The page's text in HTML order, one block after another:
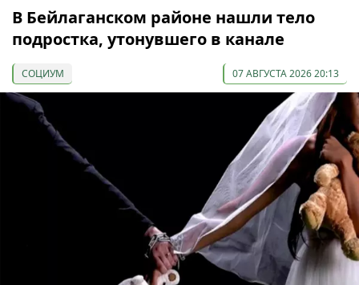
В Бейлаганском районе нашли тело
подростка, утонувшего в канале
СОЦИУМ 07 АВГУСТА 2026 20:13